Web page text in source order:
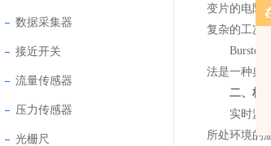
数据采集器
接近开关
流量传感器
压力传感器
光栅尺
变片的电阻
复杂的工况
Burster传
法是一种典
二、校
实时监测
所处环境的